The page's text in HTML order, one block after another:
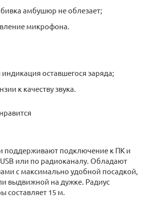
амбушюр не облезает;
микрофона.
оставшегося заряда;
к качеству звука.
поддерживают подключение к ПК и
или по радиоканалу. Обладают
с максимально удобной посадкой,
выдвижной на дужке. Радиус
составляет 15 м.